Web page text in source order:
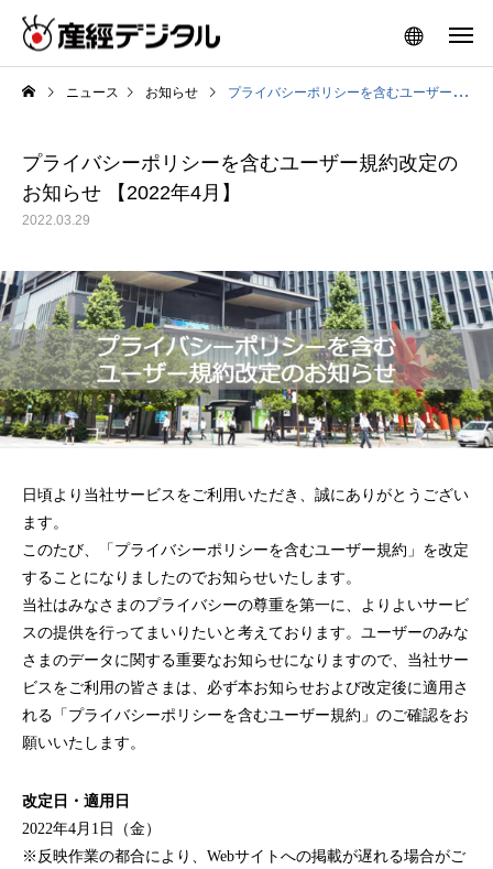
ニュース お知らせ プライバシーポリシーを含むユーザー規約改定のお知らせ 【2022年4月】
プライバシーポリシーを含むユーザー規約改定の
お知らせ 【2022年4月】
2022.03.29
日頃より当社サービスをご利用いただき、誠にありがとうござい
ます。
このたび、「プライバシーポリシーを含むユーザー規約」を改定
することになりましたのでお知らせいたします。
当社はみなさまのプライバシーの尊重を第一に、よりよいサービ
スの提供を行ってまいりたいと考えております。ユーザーのみな
さまのデータに関する重要なお知らせになりますので、当社サー
ビスをご利用の皆さまは、必ず本お知らせおよび改定後に適用さ
れる「プライバシーポリシーを含むユーザー規約」のご確認をお
願いいたします。
改定日・適用日
2022年4月1日（金）
※反映作業の都合により、Webサイトへの掲載が遅れる場合がご